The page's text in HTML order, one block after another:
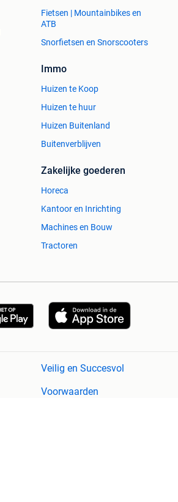
Fietsen | Mountainbikes en
ATB
Snorfietsen en Snorscooters
Immo
Huizen te Koop
Huizen te huur
Huizen Buitenland
Buitenverblijven
Zakelijke goederen
Horeca
Kantoor en Inrichting
Machines en Bouw
Tractoren
Veilig en Succesvol
Voorwaarden